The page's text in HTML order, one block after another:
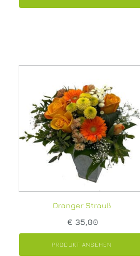
Oranger Strauß
€ 35,00
PRODUKT ANSEHEN